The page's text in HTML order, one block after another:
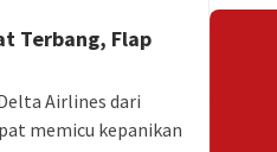
Terbang, Flap
Airlines dari
memicu kepanikan